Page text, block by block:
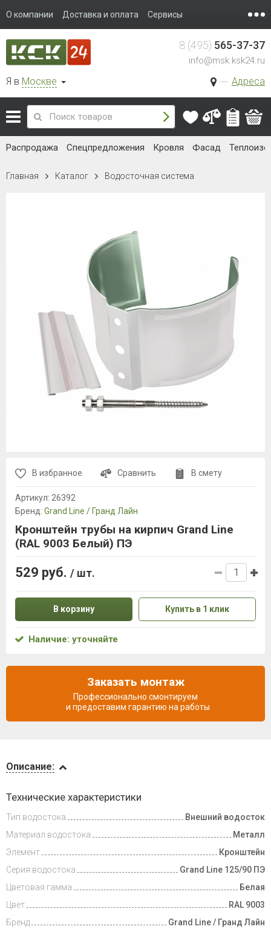
О компании Доставка и оплата Сервисы
Я в Москве Адреса
8 (495) 565-37-37
info@msk.ksk24.ru
Распродажа Спецпредложения Кровля Фасад
Главная Каталог Водосточная система
и оплата
Описание:
Технические характеристики
Тип водостока
Внешний водосток
Материал водостока
Металл
Элемент
Кронштейн
Серия водостока
Grand Line 125/90 ПЭ
Цветовая гамма
Белая
Цвет
RAL 9003
Бренд
Grand Line / Гранд Лайн
В избранное Сравнить В смету
Артикул: 26392
Бренд: Grand Line / Гранд Лайн
Кронштейн трубы на кирпич Grand Line
(RAL 9003 Белый) ПЭ
529 руб. / шт.
В корзину Купить в 1 клик
Наличие: уточняйте
Заказать монтаж
Профессионально смонтируем
и предоставим гарантию на работы